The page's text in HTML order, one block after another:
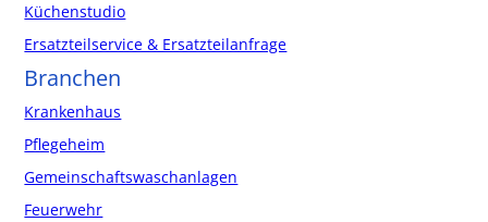
Küchenstudio
Ersatzteilservice & Ersatzteilanfrage
Branchen
Krankenhaus
Pflegeheim
Gemeinschaftswaschanlagen
Feuerwehr